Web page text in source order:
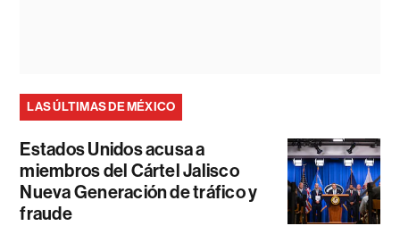
LAS ÚLTIMAS DE MÉXICO
Estados Unidos acusa a
miembros del Cártel Jalisco
Nueva Generación de tráfico y
fraude